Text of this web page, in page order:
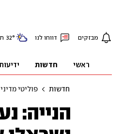
מבזקים דווחו לנו 32°
ראשי חדשות
חדשות פוליטי מדיני
הנייה: